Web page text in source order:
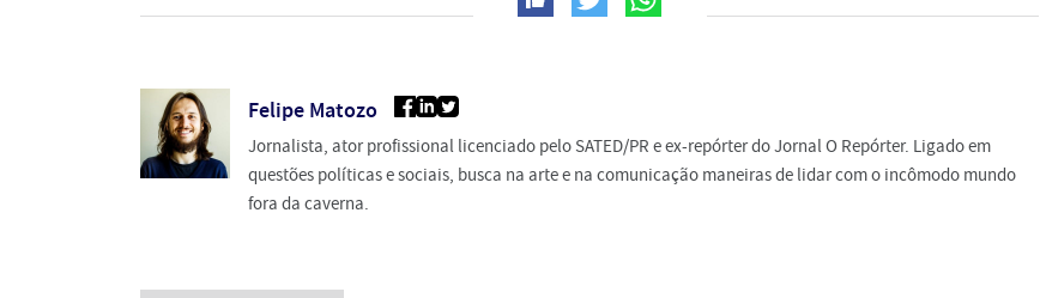
Felipe Matozo
Jornalista, ator profissional licenciado pelo SATED/PR e ex-repórter do Jornal O Repórter. Ligado em
questões políticas e sociais, busca na arte e na comunicação maneiras de lidar com o incômodo mundo
fora da caverna.